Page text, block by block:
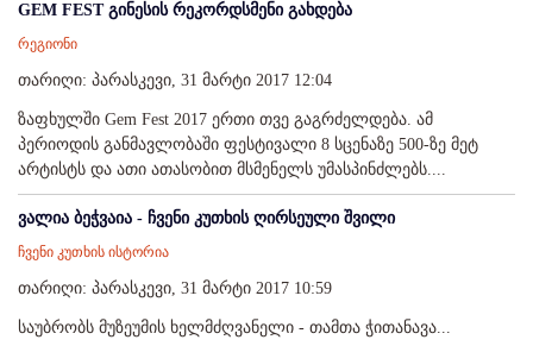
GEM FEST გინესის რეკორდსმენი გახდება
რეგიონი
თარიღი: პარასკევი, 31 მარტი 2017 12:04
ზაფხულში Gem Fest 2017 ერთი თვე გაგრძელდება. ამ
პერიოდის განმავლობაში ფესტივალი 8 სცენაზე 500-ზე მეტ
არტისტს და ათი ათასობით მსმენელს უმასპინძლებს....
ვალია ბეჭვაია - ჩვენი კუთხის ღირსეული შვილი
ჩვენი კუთხის ისტორია
თარიღი: პარასკევი, 31 მარტი 2017 10:59
საუბრობს მუზეუმის ხელმძღვანელი - თამთა ჭითანავა...